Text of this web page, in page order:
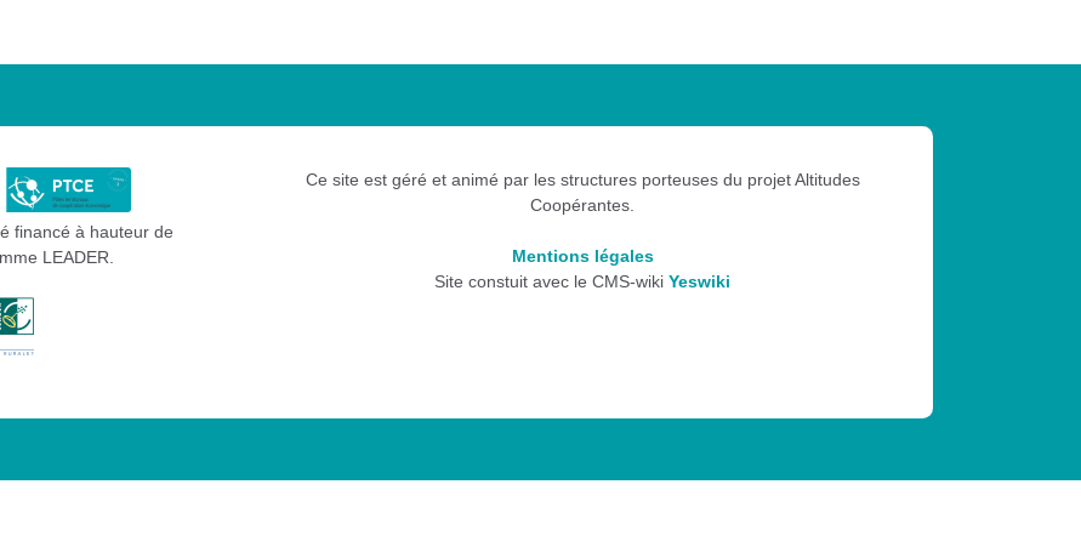
financé à hauteur de
LEADER.
Ce site est géré et animé par les structures porteuses du projet Altitudes
Coopérantes.
Mentions légales
Site constuit avec le CMS-wikiYeswiki